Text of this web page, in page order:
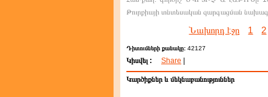
Թուրքիայի տնտեսական զարգացման
Նախորդ էջը 1 2
Դիտումների քանակը: 42127
Կիսվել : Share
Կարծիքներ և մեկնաբանություններ